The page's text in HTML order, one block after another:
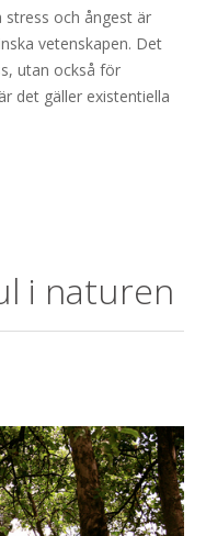
och ångest är
vetenskapen. Det
utan också för
det gäller existentiella
i naturen